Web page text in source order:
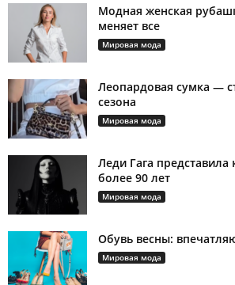
Модная женская
меняет все
Мировая мода
Леопардовая сумка —
сезона
Мировая мода
Леди Гага представила
более 90 лет
Мировая мода
Обувь весны:
Мировая мода